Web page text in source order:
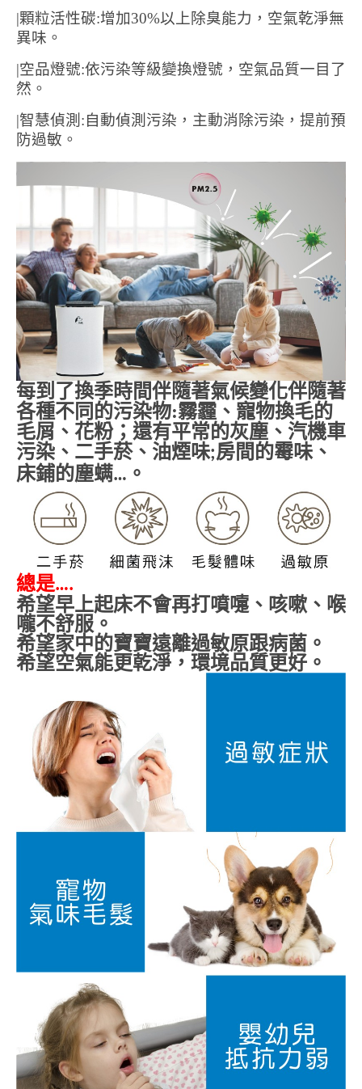
|顆粒活性碳:增加30%以上除臭能力，空氣乾淨無
異味。
|空品燈號:依污染等級變換燈號，空氣品質一目了
然。
|智慧偵測 :自動偵測污染，主動消除污染，提前預
防過敏。
每到了換季時間伴隨著氣候變化伴隨著
各種不同的污染物:霧霾、寵物換毛的
毛屑、花粉；還有平常的灰塵、汽機車
污染、二手菸、油煙味;房間的霉味、
床鋪的塵螨… 。
總是….
希望早上起床不會再打噴嚏、咳嗽、喉
嚨不舒服。
希望家中的寶寶遠離過敏原跟病菌。
希望空氣能更乾淨，環境品質更好。